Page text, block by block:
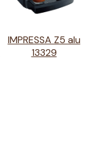
IMPRESSA Z5 alu
13329